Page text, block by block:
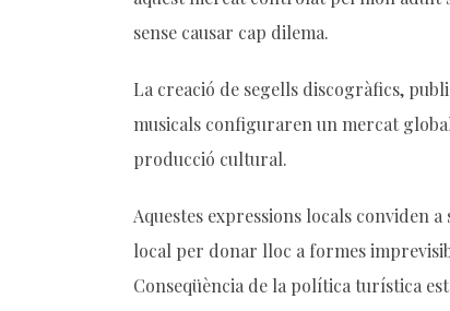
sense causar cap dilema.
La creació de segells discogràfics,
musicals configuraren un mercat
producció cultural.
Aquestes expressions locals conviden
local per donar lloc a formes
Conseqüència de la política turística